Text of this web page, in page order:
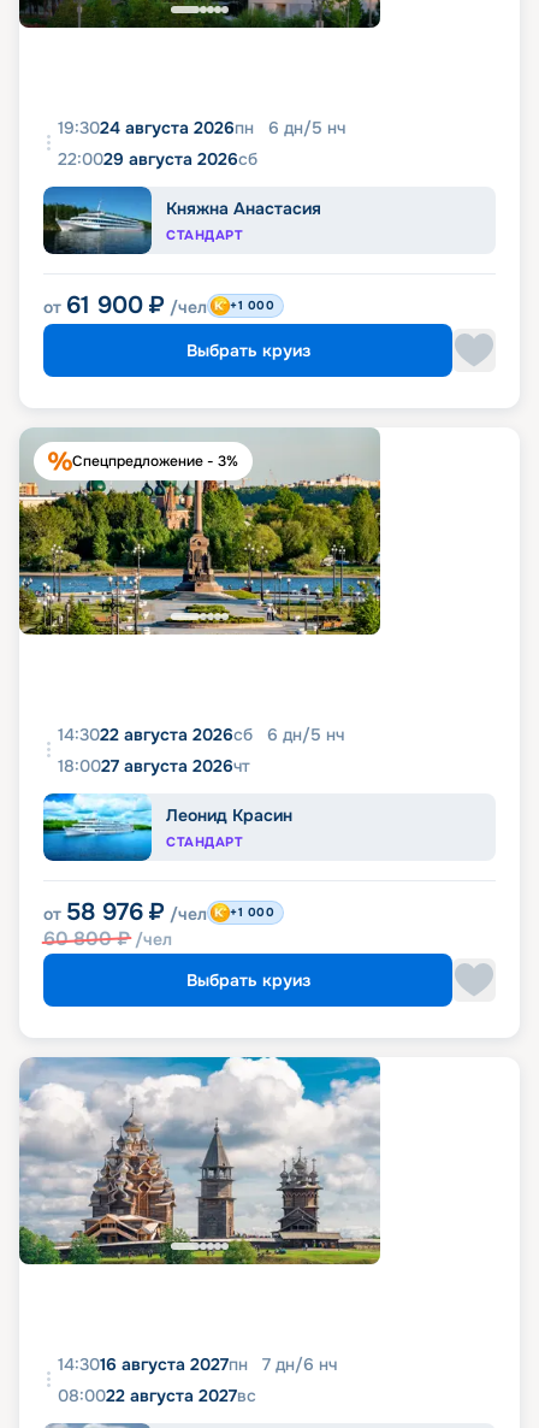
19:3024 августа 2026пн 6 дн/5 нч
22:0029 августа 2026сб
Княжна Анастасия
СТАНДАРТ
от 61 900 ₽ /чел +1 000
Выбрать круиз
Спецпредложение - 3%
14:3022 августа 2026сб 6 дн/5 нч
18:0027 августа 2026чт
Леонид Красин
СТАНДАРТ
от 58 976 ₽ /чел
60 800₽ /чел
+1 000
Выбрать круиз
14:3016 августа 2027пн 7 дн/6 нч
08:0022 августа 2027вс